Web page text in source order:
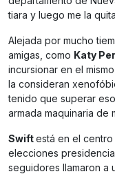
tiara y luego me la
Alejada por mucho
amigas, como Katy
incursionar en el
la consideran
tenido que superar
armada maquinaria de
Swiftestá en el
elecciones
seguidores llamaron a